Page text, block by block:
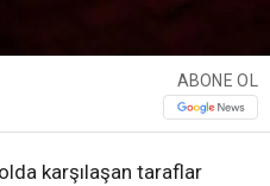
ABONE OL
karşılaşan taraflar